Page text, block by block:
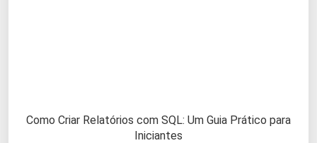
Como Criar Relatórios com SQL: Um Guia Prático para
Iniciantes